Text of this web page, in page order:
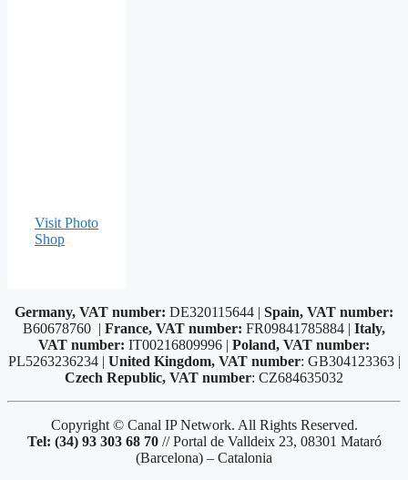
Visit Photo
Shop
Germany, VAT number: DE320115644 | Spain, VAT number:
B60678760 | France, VAT number: FR09841785884 | Italy,
VAT number: IT00216809996 | Poland, VAT number:
PL5263236234 | United Kingdom, VAT number: GB304123363 |
Czech Republic, VAT number: CZ684635032
Copyright © Canal IP Network. All Rights Reserved.
Tel: (34) 93 303 68 70// Portal de Valldeix 23, 08301 Mataró
(Barcelona) – Catalonia